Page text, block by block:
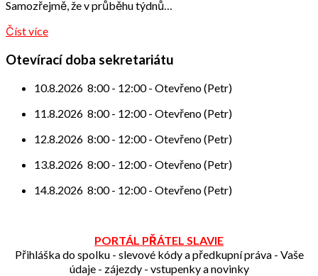
Samozřejmě, že v průběhu týdnů…
Číst více
Otevírací doba sekretariátu
10.8.2026 8:00- 12:00- Otevřeno (Petr)
11.8.2026 8:00- 12:00- Otevřeno (Petr)
12.8.2026 8:00- 12:00- Otevřeno (Petr)
13.8.2026 8:00- 12:00- Otevřeno (Petr)
14.8.2026 8:00- 12:00- Otevřeno (Petr)
PORTÁL PŘÁTEL SLAVIE
Přihláška do spolku - slevové kódy a předkupní práva - Vaše
údaje - zájezdy - vstupenky a novinky